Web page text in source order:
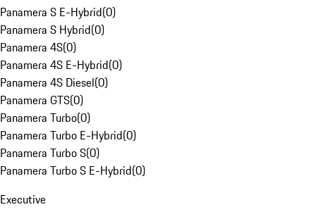
Panamera S E-Hybrid(0)
Panamera S Hybrid(0)
Panamera 4S(0)
Panamera 4S E-Hybrid(0)
Panamera 4S Diesel(0)
Panamera GTS(0)
Panamera Turbo(0)
Panamera Turbo E-Hybrid(0)
Panamera Turbo S(0)
Panamera Turbo S E-Hybrid(0)
Executive